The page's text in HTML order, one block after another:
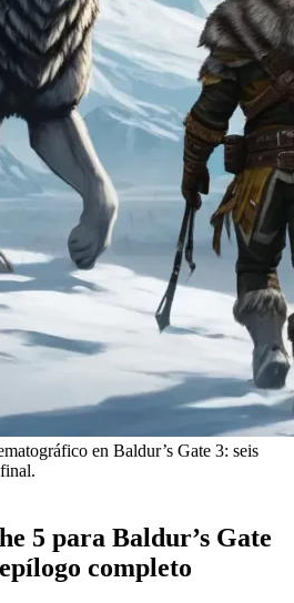
en Baldur’s Gate 3: seis
5 para Baldur’s Gate
completo